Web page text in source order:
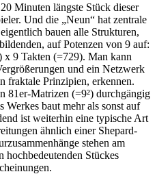
Minuten längste Stück dieser
Und die „Neun“ hat zentrale
bauen alle Strukturen,
auf Potenzen von 9 auf:
x 9 Takten (=729). Man kann
und ein Netzwerk
fraktale Prinzipien, erkennen.
81er-Matrizen (=9²) durchgängig
baut mehr als sonst auf
ist weiterhin eine typische Art
ähnlich einer Shepard-
stehen am
hochbedeutenden Stückes